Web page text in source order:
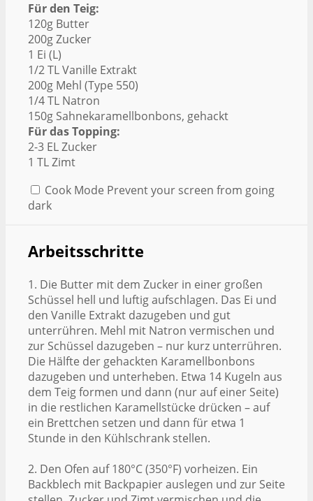
Für den Teig:
120g Butter
200g Zucker
1 Ei (L)
1/2 TL Vanille Extrakt
200g Mehl (Type 550)
1/4 TL Natron
150g Sahnekaramellbonbons, gehackt
Für das Topping:
2-3 EL Zucker
1 TL Zimt
Cook Mode Prevent your screen from going
dark
Arbeitsschritte
1. Die Butter mit dem Zucker in einer großen
Schüssel hell und luftig aufschlagen. Das Ei und
den Vanille Extrakt dazugeben und gut
unterrühren. Mehl mit Natron vermischen und
zur Schüssel dazugeben – nur kurz unterrühren.
Die Hälfte der gehackten Karamellbonbons
dazugeben und unterheben. Etwa 14 Kugeln aus
dem Teig formen und dann (nur auf einer Seite)
in die restlichen Karamellstücke drücken – auf
ein Brettchen setzen und dann für etwa 1
Stunde in den Kühlschrank stellen.
2. Den Ofen auf 180°C (350°F) vorheizen. Ein
Backblech mit Backpapier auslegen und zur Seite